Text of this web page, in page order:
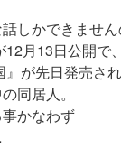
しかできませ
月13日公開で、
が先日発売され
同居人。
かなわず